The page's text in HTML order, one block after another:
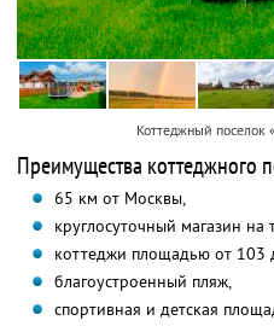
Коттеджный поселок
Преимущества коттеджного
65 км от Москвы,
круглосуточный магазин на
коттеджи площадью от 103
благоустроенный пляж,
спортивная и детская